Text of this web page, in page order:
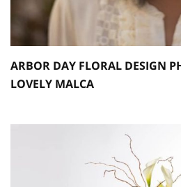
ARBOR DAY FLORAL DESIGN
LOVELY MALCA